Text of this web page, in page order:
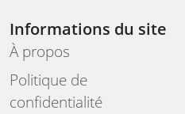
Informations du site
À propos
Politique de
confidentialité